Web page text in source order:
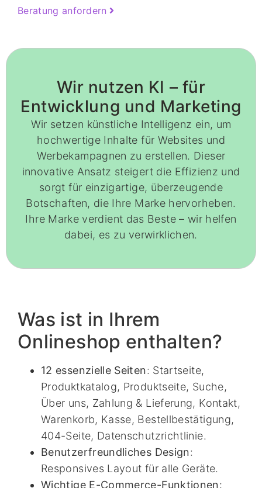
Beratung anfordern
Wir nutzen KI – für
Entwicklung und Marketing
Wir setzen künstliche Intelligenz ein, um
hochwertige Inhalte für Websites und
Werbekampagnen zu erstellen. Dieser
innovative Ansatz steigert die Effizienz und
sorgt für einzigartige, überzeugende
Botschaften, die Ihre Marke hervorheben.
Ihre Marke verdient das Beste – wir helfen
dabei, es zu verwirklichen.
Was ist in Ihrem
Onlineshop enthalten?
12 essenzielle Seiten: Startseite,
Produktkatalog, Produktseite, Suche,
Über uns, Zahlung & Lieferung, Kontakt,
Warenkorb, Kasse, Bestellbestätigung,
404-Seite, Datenschutzrichtlinie.
Benutzerfreundliches Design:
Responsives Layout für alle Geräte.
Wichtige E-Commerce-Funktionen: